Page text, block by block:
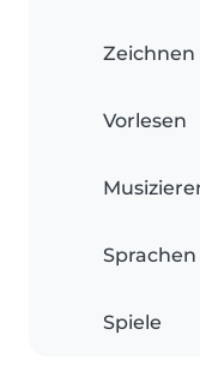
Zeichnen
Vorlesen
Sprachen
Spiele